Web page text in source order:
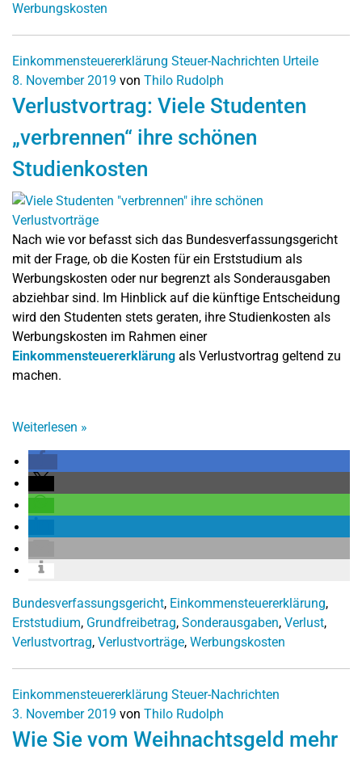
Werbungskosten
Einkommensteuererklärung Steuer-Nachrichten Urteile
8. November 2019 von Thilo Rudolph
Verlustvortrag: Viele Studenten
„verbrennen“ ihre schönen
Studienkosten
Nach wie vor befasst sich das Bundesverfassungsgericht
mit der Frage, ob die Kosten für ein Erststudium als
Werbungskosten oder nur begrenzt als Sonderausgaben
abziehbar sind. Im Hinblick auf die künftige Entscheidung
wird den Studenten stets geraten, ihre Studienkosten als
Werbungskosten im Rahmen einer
Einkommensteuererklärung als Verlustvortrag geltend zu
machen.
Weiterlesen »
Bundesverfassungsgericht, Einkommensteuererklärung,
Erststudium, Grundfreibetrag, Sonderausgaben, Verlust,
Verlustvortrag, Verlustvorträge, Werbungskosten
Einkommensteuererklärung Steuer-Nachrichten
3. November 2019 von Thilo Rudolph
Wie Sie vom Weihnachtsgeld mehr